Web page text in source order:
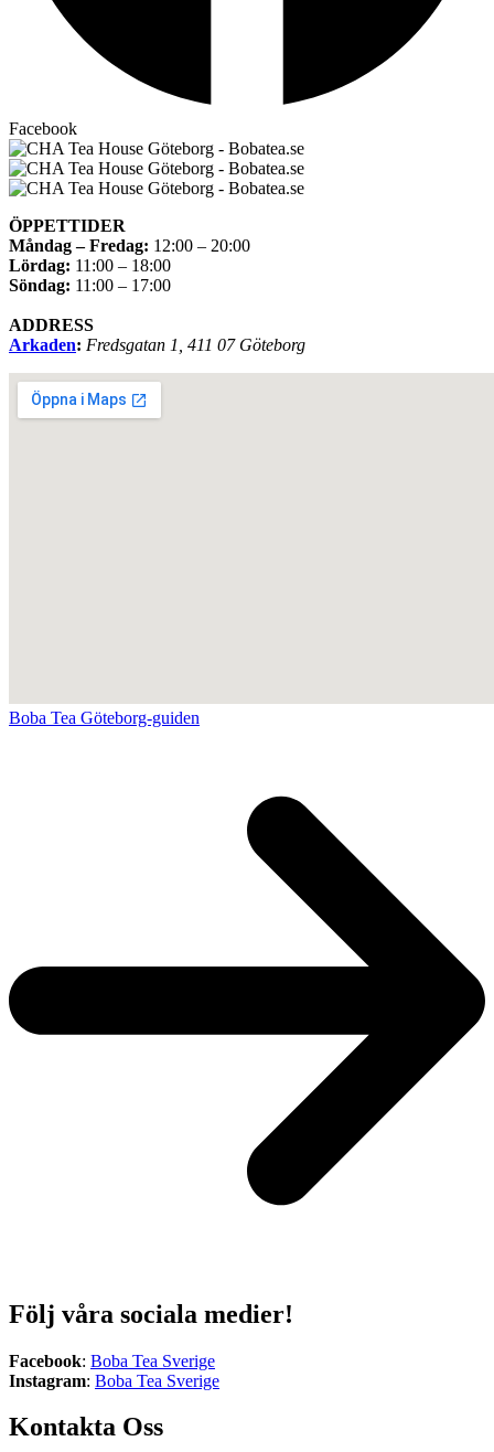
Facebook
ÖPPETTIDER
Måndag – Fredag: 12:00 – 20:00
Lördag: 11:00 – 18:00
Söndag: 11:00 – 17:00
ADDRESS
Arkaden: Fredsgatan 1, 411 07 Göteborg
Boba Tea Göteborg-guiden
Följ våra sociala medier!
Facebook: Boba Tea Sverige
Instagram: Boba Tea Sverige
Kontakta Oss